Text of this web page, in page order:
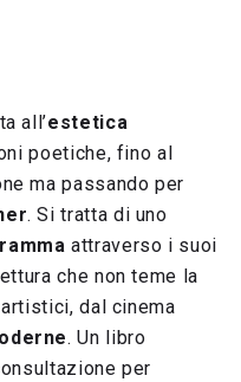
all’estetica
poetiche, fino al
ma passando per
. Si tratta di uno
attraverso i suoi
che non teme la
dal cinema
. Un libro
per